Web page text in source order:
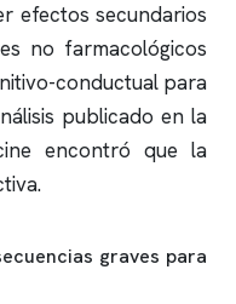
efectos secundarios
no farmacológicos
conductual para
publicado en la
encontró que la
graves para